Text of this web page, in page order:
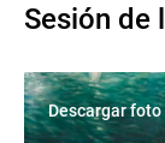
Sesión de
Descargar foto